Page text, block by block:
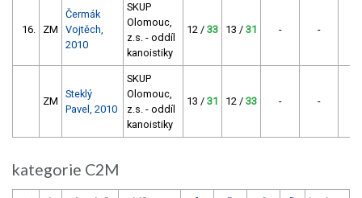
16. ZM
Čermák
Vojtěch,
2010
SKUP
Olomouc,
z.s. - oddíl
kanoistiky
12 / 33 13 / 31 - -
ZM
Steklý
Pavel, 2010
SKUP
Olomouc,
z.s. - oddíl
kanoistiky
13 / 31 12 / 33 - -
kategorie C2M